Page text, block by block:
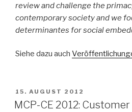
review and challenge the
contemporary society and we
determinantes for social
Siehe dazu auch
VERÖFFENTLICHT
AM
15. AUGUST 2012
MCP-CE 2012: